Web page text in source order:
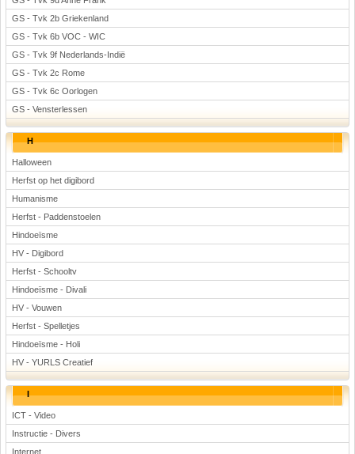
GS - Tvk 2b Griekenland
GS - Tvk 6b VOC - WIC
GS - Tvk 9f Nederlands-Indië
GS - Tvk 2c Rome
GS - Tvk 6c Oorlogen
GS - Vensterlessen
H
Halloween
Herfst op het digibord
Humanisme
Herfst - Paddenstoelen
Hindoeïsme
HV - Digibord
Herfst - Schooltv
Hindoeïsme - Divali
HV - Vouwen
Herfst - Spelletjes
Hindoeïsme - Holi
HV - YURLS Creatief
I
ICT - Video
Instructie - Divers
Internet